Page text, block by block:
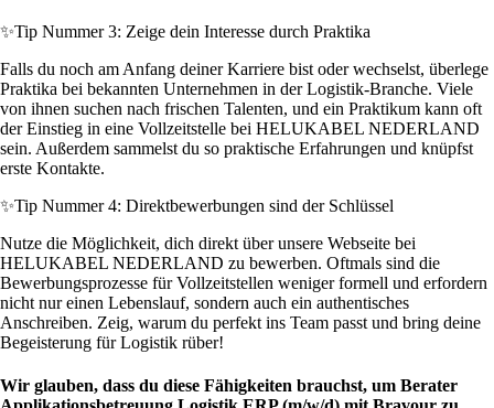
✨Tip Nummer 3: Zeige dein Interesse durch Praktika
Falls du noch am Anfang deiner Karriere bist oder wechselst, überlege
Praktika bei bekannten Unternehmen in der Logistik-Branche. Viele
von ihnen suchen nach frischen Talenten, und ein Praktikum kann oft
der Einstieg in eine Vollzeitstelle bei HELUKABEL NEDERLAND
sein. Außerdem sammelst du so praktische Erfahrungen und knüpfst
erste Kontakte.
✨Tip Nummer 4: Direktbewerbungen sind der Schlüssel
Nutze die Möglichkeit, dich direkt über unsere Webseite bei
HELUKABEL NEDERLAND zu bewerben. Oftmals sind die
Bewerbungsprozesse für Vollzeitstellen weniger formell und erfordern
nicht nur einen Lebenslauf, sondern auch ein authentisches
Anschreiben. Zeig, warum du perfekt ins Team passt und bring deine
Begeisterung für Logistik rüber!
Wir glauben, dass du diese Fähigkeiten brauchst, um Berater